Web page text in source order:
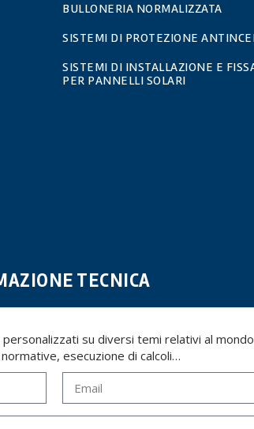
BULLONERIA NORMALIZZATA
SISTEMI DI PROTEZIONE
SISTEMI DI INSTALLAZIONE E
PER PANNELLI SOLARI
TECNICA
su diversi temi relativi al
esecuzione di calcoli…